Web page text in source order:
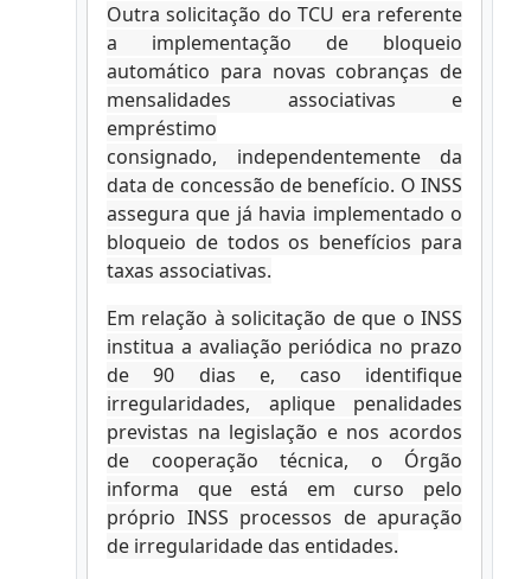
Outra solicitação do TCU era referente
a implementação de bloqueio
automático para novas cobranças de
mensalidades associativas e
empréstimo
consignado, independentemente da
data de concessão de benefício. O INSS
assegura que já havia implementado o
bloqueio de todos os benefícios para
taxas associativas.
Em relação à solicitação de que o INSS
institua a avaliação periódica no prazo
de 90 dias e, caso identifique
irregularidades, aplique penalidades
previstas na legislação e nos acordos
de cooperação técnica, o Órgão
informa que está em curso pelo
próprio INSS processos de apuração
de irregularidade das entidades.